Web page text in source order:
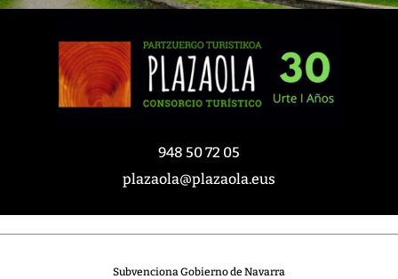
948 50 72 05
plazaola@plazaola.eus
Subvenciona Gobierno de Navarra